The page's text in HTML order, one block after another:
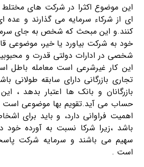
این موضوع اکثرا در شرکت های
ای از شرکاء سرمایه می گذارند و
کنند.و این مبحث که شخص به جای
خود به شرکت بیاورد یا خیر، موضوعی
شخصی در ادارات دولتی قدرت و
این کار غیرشرعی است معامله باطل
تجاری بازرگانی دارای سابقه طولانی
بازرگانان و بانک ها اعتبار بدهد ،
حساب می آید.تقویم بها موضوعی است
اهمیت فراوانی دارد، و باید برای
باشد ،زیرا شرکا نسبت به آورده
سهیم می باشند و سرمایه شرکت
است .